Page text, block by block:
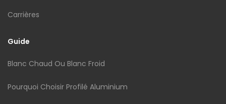
Carrières
Guide
Blanc Chaud Ou Blanc Froid
Pourquoi Choisir Profilé Aluminium